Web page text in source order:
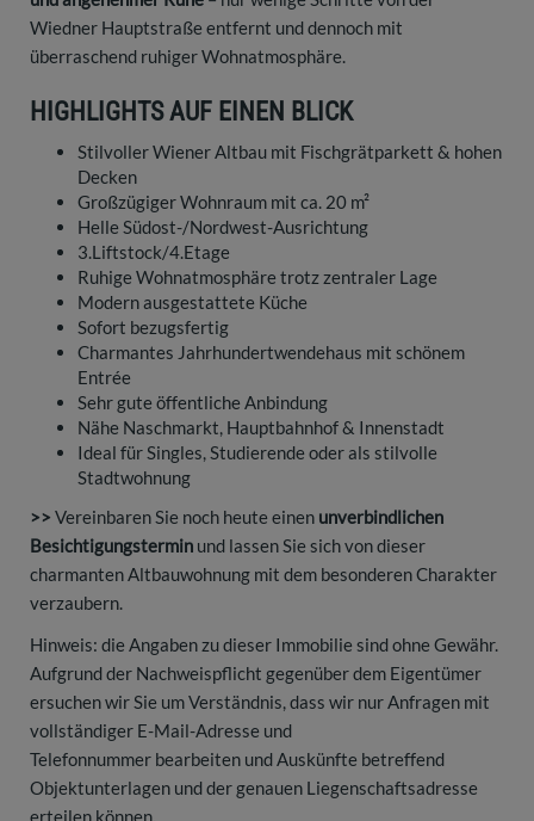
Wiedner Hauptstraße entfernt und dennoch mit
überraschend ruhiger Wohnatmosphäre.
HIGHLIGHTS AUF EINEN BLICK
Stilvoller Wiener Altbau mit Fischgrätparkett & hohen
Decken
Großzügiger Wohnraum mit ca. 20 m²
Helle Südost-/Nordwest-Ausrichtung
3.Liftstock/4.Etage
Ruhige Wohnatmosphäre trotz zentraler Lage
Modern ausgestattete Küche
Sofort bezugsfertig
Charmantes Jahrhundertwendehaus mit schönem
Entrée
Sehr gute öffentliche Anbindung
Nähe Naschmarkt, Hauptbahnhof & Innenstadt
Ideal für Singles, Studierende oder als stilvolle
Stadtwohnung
>> Vereinbaren Sie noch heute einen unverbindlichen
Besichtigungstermin und lassen Sie sich von dieser
charmanten Altbauwohnung mit dem besonderen Charakter
verzaubern.
Hinweis: die Angaben zu dieser Immobilie sind ohne Gewähr.
Aufgrund der Nachweispflicht gegenüber dem Eigentümer
ersuchen wir Sie um Verständnis, dass wir nur Anfragen mit
vollständiger E-Mail-Adresse und
Telefonnummer bearbeiten und Auskünfte betreffend
Objektunterlagen und der genauen Liegenschaftsadresse
erteilen können.